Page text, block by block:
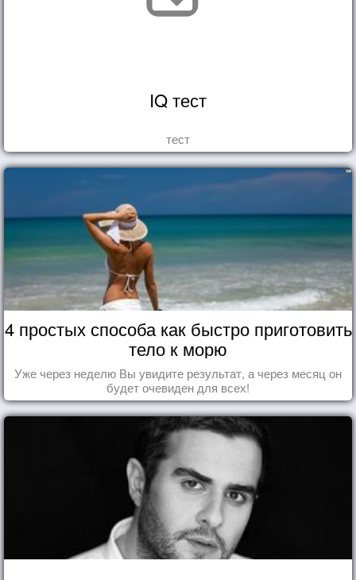
IQ тест
тест
4 простых способа как быстро приготовить
тело к морю
Уже через неделю Вы увидите результат, а через месяц он
будет очевиден для всех!